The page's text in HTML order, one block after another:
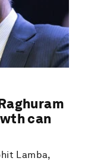
can
Lamba,